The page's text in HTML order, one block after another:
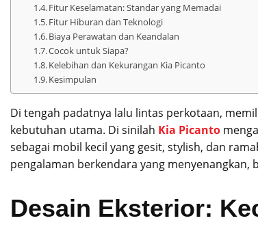
Fitur Keselamatan: Standar yang Memadai
Fitur Hiburan dan Teknologi
Biaya Perawatan dan Keandalan
Cocok untuk Siapa?
Kelebihan dan Kekurangan Kia Picanto
Kesimpulan
Di tengah padatnya lalu lintas perkotaan,
kebutuhan utama. Di sinilah Kia Picanto
sebagai mobil kecil yang gesit, stylish, dan
pengalaman berkendara yang
Desain Eksterior: